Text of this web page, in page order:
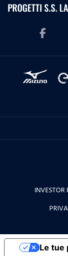
PROGETTI S.S.
INVESTOR
Le tue